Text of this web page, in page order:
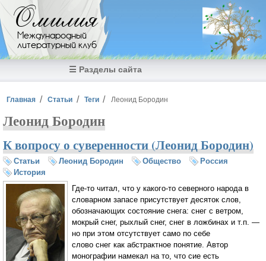
Перейти к основному содержанию
Омилия
Международный
литературный клуб
☰ Разделы сайта
Вы здесь
Главная Статьи Теги Леонид Бородин
Леонид Бородин
К вопросу о суверенности (Леонид Бородин)
Статьи Леонид Бородин Общество
Россия
История
Где-то читал, что у какого-то северного народа в
словарном запасе присутствует десяток слов,
обозначающих состояние снега: снег с ветром,
мокрый снег, рыхлый снег, снег в ложбинах и т.п. —
но при этом отсутствует само по себе
слово снег как абстрактное понятие. Автор
монографии намекал на то, что сие есть